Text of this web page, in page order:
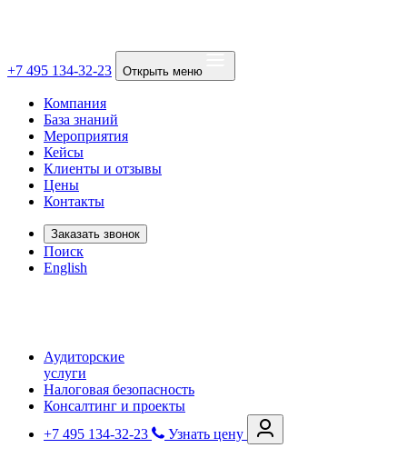
+7 495 134-32-23 Открыть меню
Компания
База знаний
Мероприятия
Кейсы
Клиенты и отзывы
Цены
Контакты
Заказать звонок
Поиск
English
Аудиторские
услуги
Налоговая безопасность
Консалтинг и проекты
+7 495 134-32-23
Узнать цену